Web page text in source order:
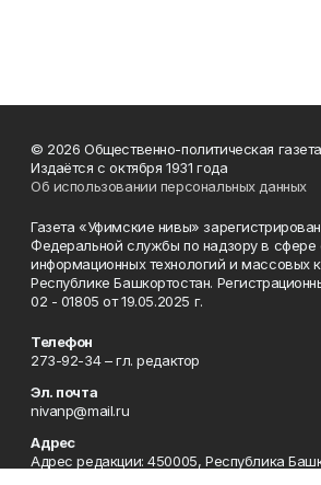
© 2026 Общественно-политическая
Издаётся с октября 1931 года
Об использовании персональных данных
Газета «Уфимские нивы»
Федеральной службы по надзору в сфере
информационных технологий и массовых
Республике Башкортостан.
02 - 01805 от 19.05.2025 г.
Телефон
273-92-34 – гл. редактор
Эл. почта
nivanp@mail.ru
Адрес
Адрес редакции: 450005, Республика